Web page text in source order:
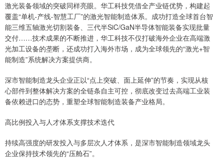
激光装备领域的突破同样亮眼。华工科技凭借全产业链优势，构建起
覆盖“单机-产线-智慧工厂”的激光智能制造体系。成功打造全球首台智
能三维五轴激光切割装备、三代半SiC/GaN半导体智能装备实现批量
交付……技术成果的不断推进，华工科技不仅打破海外企业在高端激
光加工设备的垄断，还成功打入海外市场，成为全球领先的“激光+智
能制造”系统解决方案提供商。
深市智能制造龙头企业正以“点上突破、面上延伸”的节奏，实现从核
心部件到整体解决方案的全链条自主可控，彻底改变过去高端工业装
备依赖进口的态势，重塑全球智能制造装备产业格局。
高比例投入与人才体系支撑技术迭代
持续高强度的研发投入与多层次人才体系，是深市智能制造领域龙头
企业保持技术领先的“压舱石”。